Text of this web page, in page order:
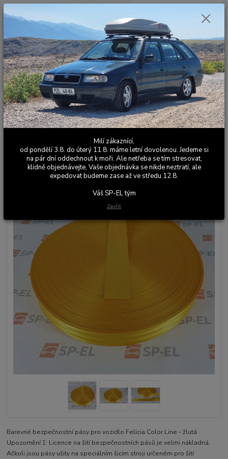
Menu
Hledat
Po - Pá 9:00 - 17:00
0,00 Kč
Úvod Barevné bezpečnostní pásy Škoda Felicia
Bezpečnostní pásy -
sada 5 ks - Felicia Color Line - žlutá
Bezpečnostní pásy - sada 5 ks -
Felicia Color Line - žlutá
Barevné bezpečnostní pásy pro vozidlo Felicia Color Line - žlutá
Upozornění 1: Licence na šití bezpečnostních pásů je velmi nákladná.
Ačkoli jsou pásy ušity na speciálním šicím stroji určeném pro šití
Milí zákaznící,
od pondělí 3.8. do úterý 11.8. máme letní dovolenou. Jedeme si
na pár dní oddechnout k moři. Ale netřeba se tím stresovat,
klidně objednávejte, Vaše objednávka se nikde neztratí, ale
expedovat budeme zase až ve středu 12.8.
Váš SP-EL tým
Zavřít